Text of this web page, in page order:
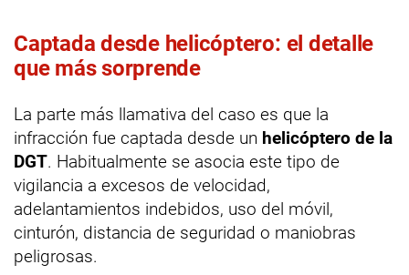
Captada desde helicóptero: el detalle
que más sorprende
La parte más llamativa del caso es que la
infracción fue captada desde un helicóptero de la
DGT. Habitualmente se asocia este tipo de
vigilancia a excesos de velocidad,
adelantamientos indebidos, uso del móvil,
cinturón, distancia de seguridad o maniobras
peligrosas.